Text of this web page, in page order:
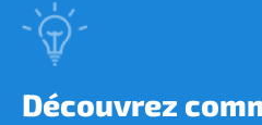
Découvrez